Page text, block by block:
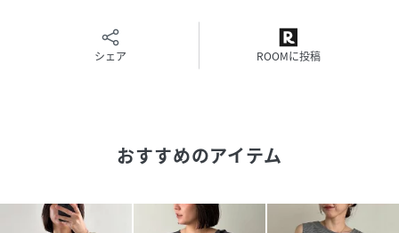
シェア ROOMに投稿
おすすめのアイテム